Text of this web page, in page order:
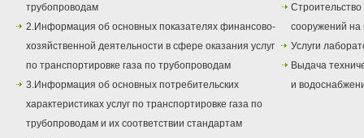
трубопроводам
2.Информация об основных показателях финансово-
хозяйственной деятельности в сфере оказания услуг
по транспортировке газа по трубопроводам
3.Информация об основных потребительских
характеристиках услуг по транспортировке газа по
трубопроводам и их соответствии стандартам
сооружений на
Услуги
Выдача
и